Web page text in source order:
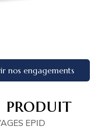
nos engagements
produit
EPID